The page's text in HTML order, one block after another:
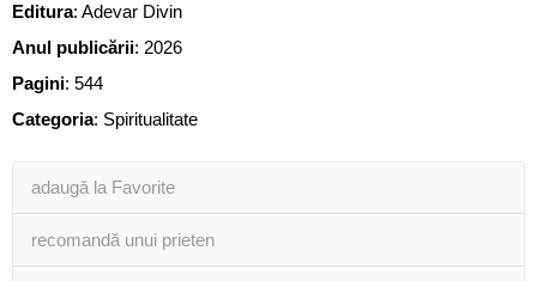
Editura: Adevar Divin
Anul publicării: 2026
Pagini: 544
Categoria: Spiritualitate
adaugă la Favorite
recomandă unui prieten